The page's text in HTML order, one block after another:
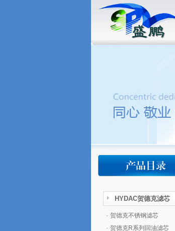
HYDAC贺德克滤芯
· 贺德克不锈钢滤芯
· 贺德克R系列回油滤芯